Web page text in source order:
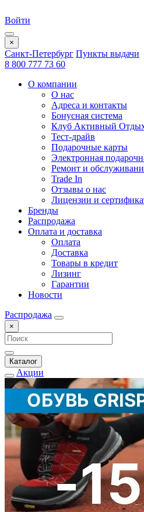
Войти
×
Санкт-Петербург Пункты выдачи
8 800 777 73 60
О компании
О нас
Адреса и контакты
Бонусная система
Клуб Активный
Тест-драйв
Подарочные карты
Электронная
Ремонт и
Trade In
Отзывы о нас
Лицензии и
Бренды
Распродажа
Оплата и доставка
Оплата
Доставка
Товары в кредит
Лизинг
Гарантии
Новости
Распродажа
×
Каталог
Акции